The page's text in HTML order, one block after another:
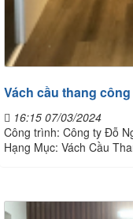
Vách cầu thang
16:15 07/03/2024
Công trình: Công ty Đỗ
Hạng Mục: Vách Cầu